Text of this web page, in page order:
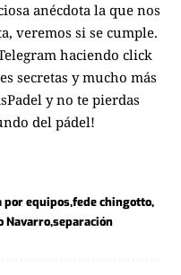
anécdota la que nos
veremos si se cumple.
haciendo click
secretas y mucho más
y no te pierdas
del pádel!
por equiposfede chingotto
Navarroseparación